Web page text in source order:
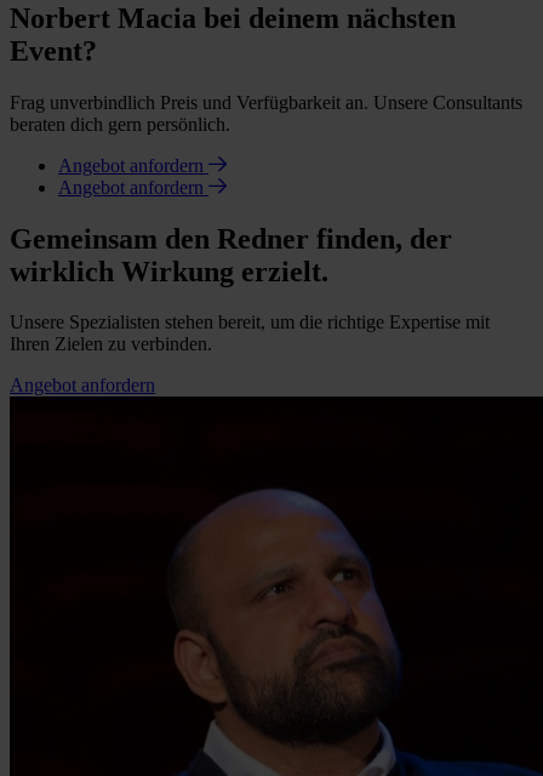
Norbert Macia bei deinem nächsten
Event?
Frag unverbindlich Preis und Verfügbarkeit an. Unsere Consultants
beraten dich gern persönlich.
Angebot anfordern
Angebot anfordern
Gemeinsam den Redner finden, der
wirklich Wirkung erzielt.
Unsere Spezialisten stehen bereit, um die richtige Expertise mit
Ihren Zielen zu verbinden.
Angebot anfordern